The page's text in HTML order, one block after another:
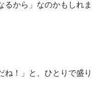
るから」なのかもしれま
ね！」と、ひとりで盛り